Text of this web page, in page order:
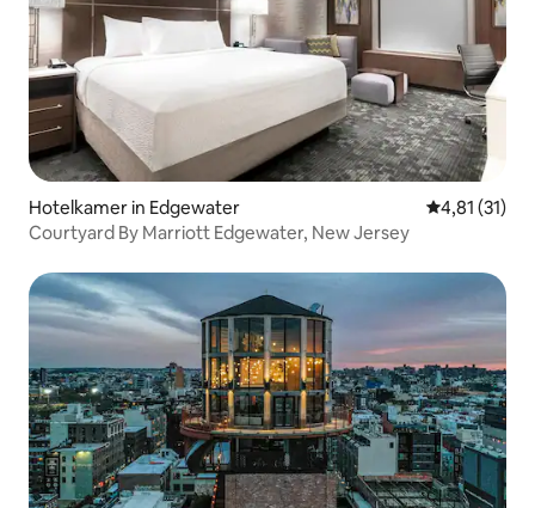
Hotelkamer in Edgewater Gemiddelde
4,81 (31)
Courtyard By Marriott Edgewater, New Jersey